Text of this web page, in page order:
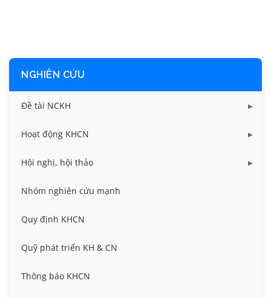
NGHIÊN CỨU
Đề tài NCKH
Dữ liệu Đề tài cấp Bộ
Dữ liệu Đề tài cấp Cơ sở
Hoạt động KHCN
Công bố khoa học
Đề tài cấp Bộ, Thành phố
Hội nghị, hội thảo
Hội nghị khoa học thường niên
Hội nghị Khoa học sinh viên
Hội nghị quốc tế và hội nghị khác
Nhóm nghiên cứu mạnh
Quy định KHCN
Quỹ phát triển KH & CN
Thông báo KHCN